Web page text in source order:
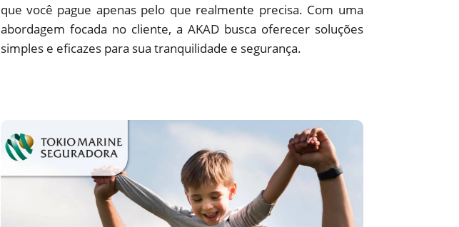
que você pague apenas pelo que realmente precisa. Com uma
abordagem focada no cliente, a AKAD busca oferecer soluções
simples e eficazes para sua tranquilidade e segurança.